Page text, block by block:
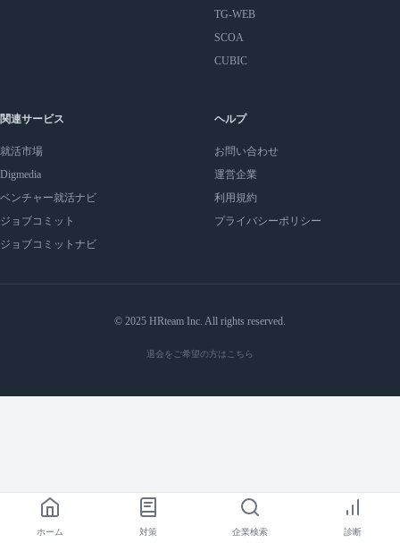
TG-WEB
SCOA
CUBIC
関連サービス
就活市場
Digmedia
ベンチャー就活ナビ
ジョブコミット
ジョブコミットナビ
ヘルプ
お問い合わせ
運営企業
利用規約
プライバシーポリシー
© 2025 HRteam Inc. All rights reserved.
退会をご希望の方はこちら
ホーム 対策 企業検索 診断